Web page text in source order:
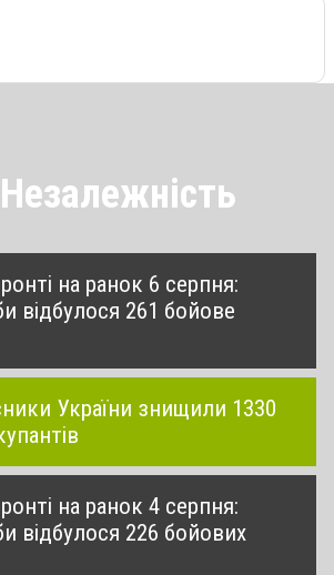
на ранок 6 серпня:
відбулося 261 бойове
України знищили 1330
на ранок 4 серпня:
відбулося 226 бойових